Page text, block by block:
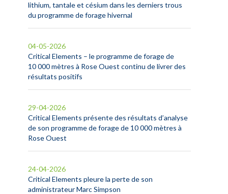
lithium, tantale et césium dans les derniers trous
du programme de forage hivernal
Critical Elements – le programme de forage de
10 000 mètres à Rose Ouest continu de livrer des
résultats positifs
04-05-2026
Critical Elements présente des résultats d’analyse
de son programme de forage de 10 000 mètres à
Rose Ouest
29-04-2026
Critical Elements pleure la perte de son
administrateur Marc Simpson
24-04-2026